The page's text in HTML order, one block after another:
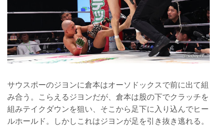
サウスポーのジヨンに倉本はオーソドックスで前に出て組
み合う。こらえるジヨンだが、倉本は股の下でクラッチを
組みテイクダウンを狙い、そこから足下に入り込んでヒー
ルホールド。しかしこれはジヨンが足を引き抜き逃れる。